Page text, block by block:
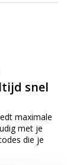
snel
maximale
met je
die je